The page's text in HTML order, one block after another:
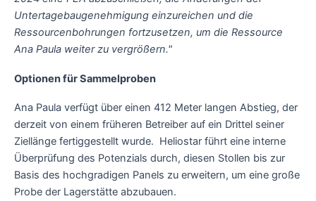
Untertagebaugenehmigung einzureichen und die
Ressourcenbohrungen fortzusetzen, um die Ressource
Ana Paula weiter zu vergrößern."
Optionen für Sammelproben
Ana Paula verfügt über einen 412 Meter langen Abstieg, der
derzeit von einem früheren Betreiber auf ein Drittel seiner
Ziellänge fertiggestellt wurde. Heliostar führt eine interne
Überprüfung des Potenzials durch, diesen Stollen bis zur
Basis des hochgradigen Panels zu erweitern, um eine große
Probe der Lagerstätte abzubauen.